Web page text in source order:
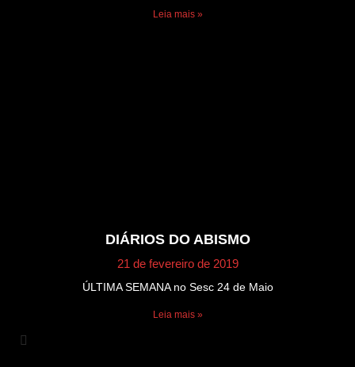
Leia mais »
DIÁRIOS DO ABISMO
21 de fevereiro de 2019
ÚLTIMA SEMANA no Sesc 24 de Maio
Leia mais »